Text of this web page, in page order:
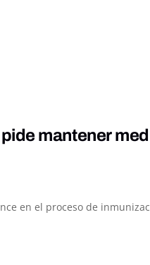
mantener
en el proceso de